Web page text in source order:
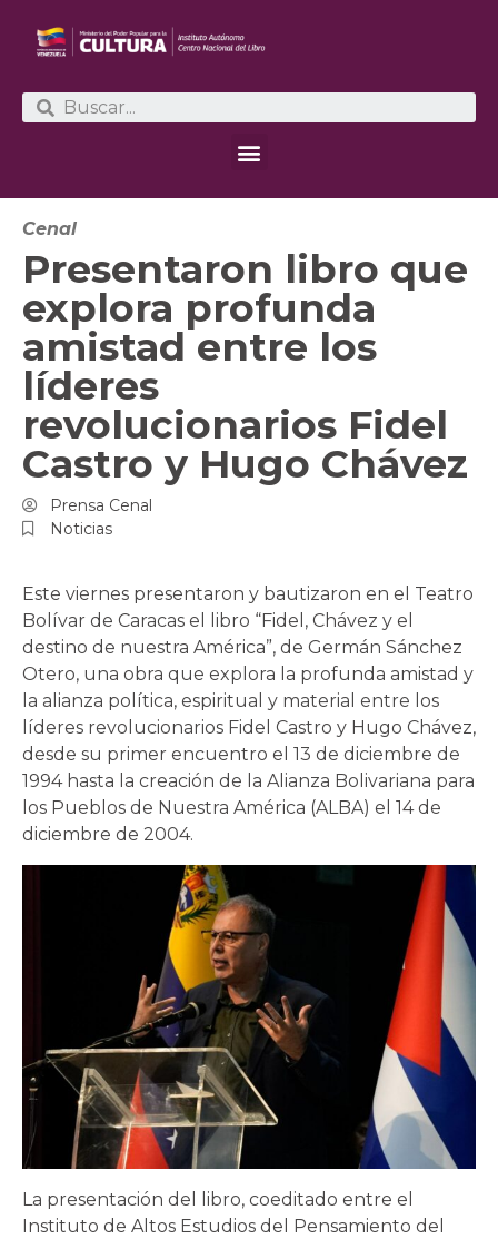
Cenal
Presentaron libro que
explora profunda
amistad entre los
líderes
revolucionarios Fidel
Castro y Hugo Chávez
Prensa Cenal
Noticias
Este viernes presentaron y bautizaron en el Teatro
Bolívar de Caracas el libro “Fidel, Chávez y el
destino de nuestra América”, de Germán Sánchez
Otero, una obra que explora la profunda amistad y
la alianza política, espiritual y material entre los
líderes revolucionarios Fidel Castro y Hugo Chávez,
desde su primer encuentro el 13 de diciembre de
1994 hasta la creación de la Alianza Bolivariana para
los Pueblos de Nuestra América (ALBA) el 14 de
diciembre de 2004.
La presentación del libro, coeditado entre el
Instituto de Altos Estudios del Pensamiento del